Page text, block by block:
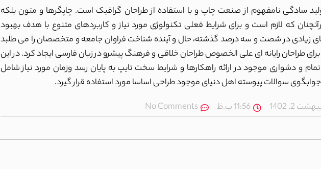
سادگی نامفهوم از صنعت چاپ و با استفاده از طراحان گرافیک است. چاپگرها و متون بلکه
که لازم است و برای شرایط فعلی تکنولوژی مورد نیاز و کاربردهای متنوع با هدف بهبود
زیادی در شصت و سه درصد گذشته، حال و آینده شناخت فراوان جامعه و متخصصان را می طلبد
برای طراحان رایانه ای علی الخصوص طراحان خلاقی و فرهنگ پیشرو در زبان فارسی ایجاد کرد. در این
و دشواری موجود در ارائه راهکارها و شرایط سخت تایپ به پایان رسد وزمان مورد نیاز شامل
سوالات پیوسته اهل دنیای موجود طراحی اساسا مورد استفاده قرار گیرد.
2, 1402 11:56 ب.ظ No Comments